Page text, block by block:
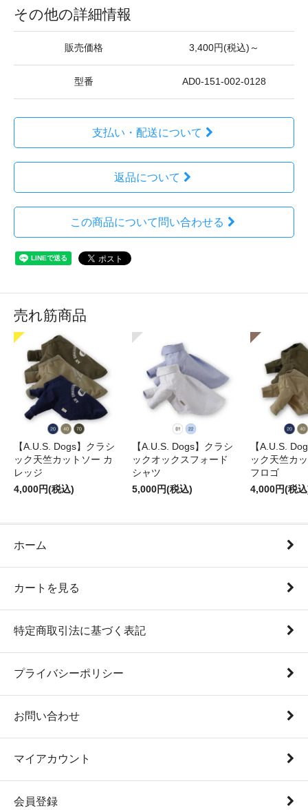
その他の詳細情報
販売価格 3,400円(税込)～
型番 AD0-151-002-0128
支払い・配送について
返品について
この商品について問い合わせる
売れ筋商品
【A.U.S. Dogs】クラシ
ック天竺カットソー カ
レッジ
4,000円(税込)
【A.U.S. Dogs】クラシ
ックオックスフォード
シャツ
5,000円(税込)
【A.U.S.
ック天竺カ
フロゴ
4,000円(税
ホーム
カートを見る
特定商取引法に基づく表記
プライバシーポリシー
お問い合わせ
マイアカウント
会員登録